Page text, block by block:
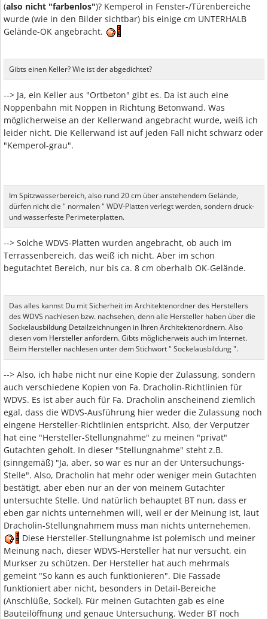
(also nicht "farbenlos")? Kemperol in Fenster-/Türenbereiche
wurde (wie in den Bilder sichtbar) bis einige cm UNTERHALB
Gelände-OK angebracht.
Gibts einen Keller? Wie ist der abgedichtet?
--> Ja, ein Keller aus "Ortbeton" gibt es. Da ist auch eine
Noppenbahn mit Noppen in Richtung Betonwand. Was
möglicherweise an der Kellerwand angebracht wurde, weiß ich
leider nicht. Die Kellerwand ist auf jeden Fall nicht schwarz oder
"Kemperol-grau".
Im Spitzwasserbereich, also rund 20 cm über anstehendem Gelände,
dürfen nicht die " normalen " WDV-Platten verlegt werden, sondern druck-
und wasserfeste Perimeterplatten.
--> Solche WDVS-Platten wurden angebracht, ob auch im
Terrassenbereich, das weiß ich nicht. Aber im schon
begutachtet Bereich, nur bis ca. 8 cm oberhalb OK-Gelände.
Das alles kannst Du mit Sicherheit im Architektenordner des Herstellers
des WDVS nachlesen bzw. nachsehen, denn alle Hersteller haben über die
Sockelausbildung Detailzeichnungen in Ihren Architektenordnern. Also
diesen vom Hersteller anfordern. Gibts möglicherweis auch im Internet.
Beim Hersteller nachlesen unter dem Stichwort " Sockelausbildung ".
--> Also, ich habe nicht nur eine Kopie der Zulassung, sondern
auch verschiedene Kopien von Fa. Dracholin-Richtlinien für
WDVS. Es ist aber auch für Fa. Dracholin anscheinend ziemlich
egal, dass die WDVS-Ausführung hier weder die Zulassung noch
eingene Hersteller-Richtlinien entspricht. Also, der Verputzer
hat eine "Hersteller-Stellungnahme" zu meinen "privat"
Gutachten geholt. In dieser "Stellungnahme" steht z.B.
(sinngemäß) "Ja, aber, so war es nur an der Untersuchungs-
Stelle". Also, Dracholin hat mehr oder weniger mein Gutachten
bestätigt, aber eben nur an der von meinem Gutachter
untersuchte Stelle. Und natürlich behauptet BT nun, dass er
eben gar nichts unternehmen will, weil er der Meinung ist, laut
Dracholin-Stellungnahmem muss man nichts unternehemen.
Diese Hersteller-Stellungnahme ist polemisch und meiner
Meinung nach, dieser WDVS-Hersteller hat nur versucht, ein
Murkser zu schützen. Der Hersteller hat auch mehrmals
gemeint "So kann es auch funktionieren". Die Fassade
funktioniert aber nicht, besonders in Detail-Bereiche
(Anschlüße, Sockel). Für meinen Gutachten gab es eine
Bauteilöffnung und genaue Untersuchung. Weder BT noch